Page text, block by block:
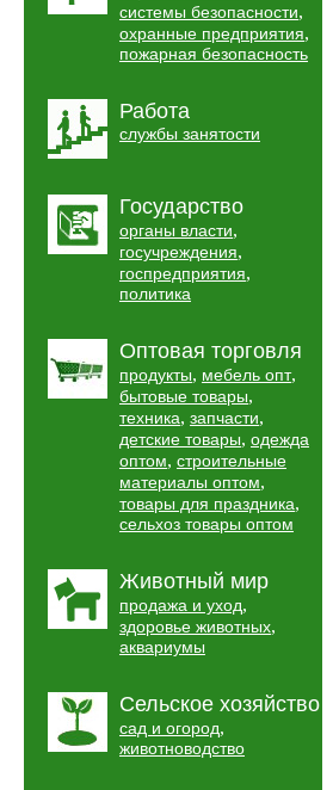
системы безопасности,
охранные предприятия,
пожарная безопасность
Работа
службы занятости
Государство
органы власти,
госучреждения,
госпредприятия,
политика
Оптовая торговля
продукты, мебель опт,
бытовые товары,
техника, запчасти,
детские товары, одежда
оптом, строительные
материалы оптом,
товары для праздника,
сельхоз товары оптом
Животный мир
продажа и уход,
здоровье животных,
аквариумы
Сельское хозяйство
сад и огород,
животноводство